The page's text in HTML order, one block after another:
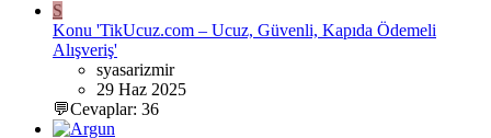
S
Konu 'TikUcuz.com – Ucuz, Güvenli, Kapıda Ödemeli
Alışveriş'
syasarizmir
29 Haz 2025
💬Cevaplar: 36